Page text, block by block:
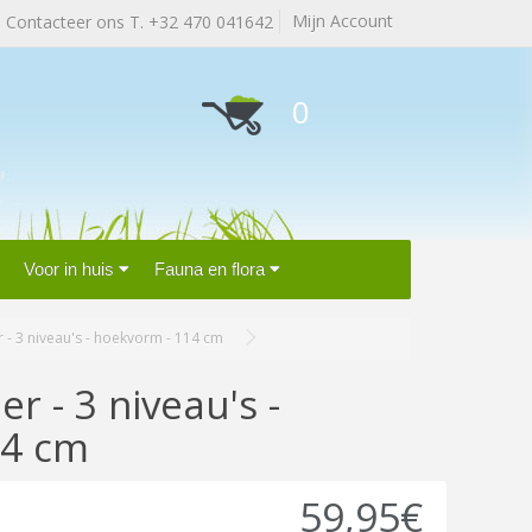
Contacteer ons T. +32 470 041642 Mijn Account
0
Voor in huis Fauna en flora
- 3 niveau's - hoekvorm - 114 cm
- 3 niveau's -
cm
59,95€